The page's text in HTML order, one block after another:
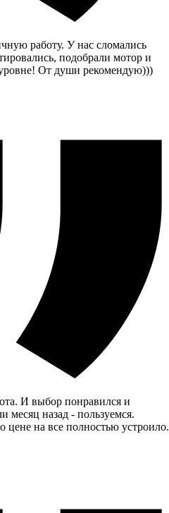
работу. У нас сломались
подобрали мотор и
От души рекомендую)))
И выбор понравился и
месяц назад - пользуемся.
на все полностью устроило.